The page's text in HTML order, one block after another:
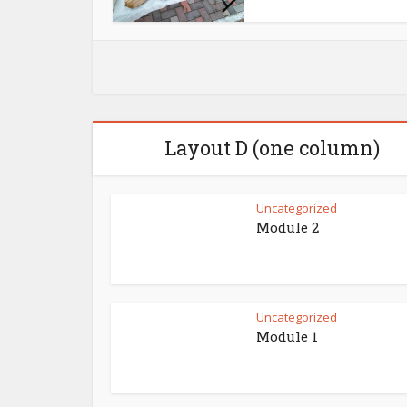
Layout D (one column)
Uncategorized
Module 2
Uncategorized
Module 1
গোটা